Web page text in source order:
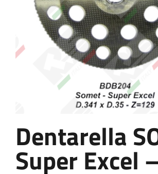
Dentarella
Super Excel –